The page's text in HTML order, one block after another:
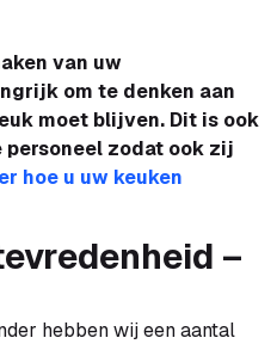
van uw
om te denken aan
moet blijven. Dit is ook
zodat ook zij
hoe u uw keuken
–
hebben wij een aantal